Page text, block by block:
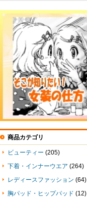
商品カテゴリ
ビューティー (205)
下着・インナーウエア (264)
レディースファッション (64)
胸パッド・ヒップパッド (12)